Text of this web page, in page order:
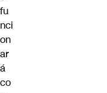
fu
nci
on
ar
á
co